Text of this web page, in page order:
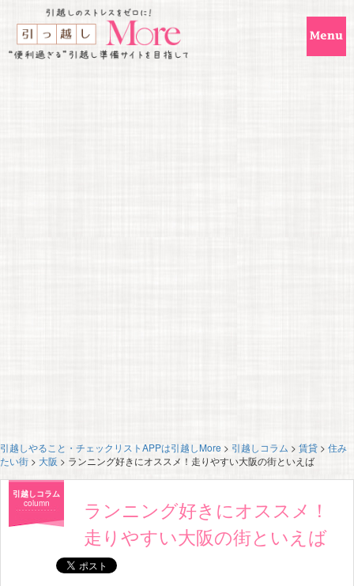
引越しやること・チェックリストAPPは引越しMore > 引越しコラム > 賃貸 > 住み
たい街 > 大阪 > ランニング好きにオススメ！走りやすい大阪の街といえば
引越しコラム
column
ランニング好きにオススメ！
走りやすい大阪の街といえば